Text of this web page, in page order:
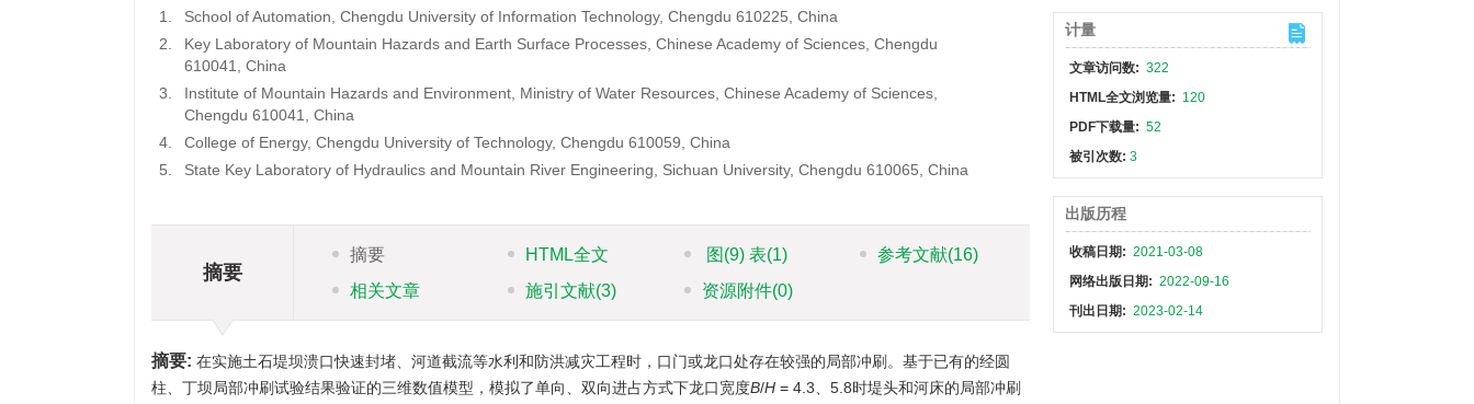
1.
School of Automation, Chengdu University of Information Technology, Chengdu 610225, China
2.
Key Laboratory of Mountain Hazards and Earth Surface Processes, Chinese Academy of Sciences, Chengdu
610041, China
3.
Institute of Mountain Hazards and Environment, Ministry of Water Resources, Chinese Academy of Sciences,
Chengdu 610041, China
4.
College of Energy, Chengdu University of Technology, Chengdu 610059, China
5.
State Key Laboratory of Hydraulics and Mountain River Engineering, Sichuan University, Chengdu 610065, China
摘要
摘要 HTML全文 图 (9)表(1) 参考文献(16)
相关文章
施引文献(3) 资源附件(0)
摘要: 在实施土石堤坝溃口快速封堵、河道截流等水利和防洪减灾工程时，口门或龙口处存在较强的局部冲刷。基于已有的经圆
柱、丁坝局部冲刷试验结果验证的三维数值模型，模拟了单向、双向进占方式下龙口宽度B/H = 4.3、5.8时堤头和河床的局部冲刷
计量
文章访问数: 322
HTML全文浏览量: 120
PDF下载量: 52
被引次数:3
出版历程
收稿日期: 2021-03-08
网络出版日期: 2022-09-16
刊出日期: 2023-02-14